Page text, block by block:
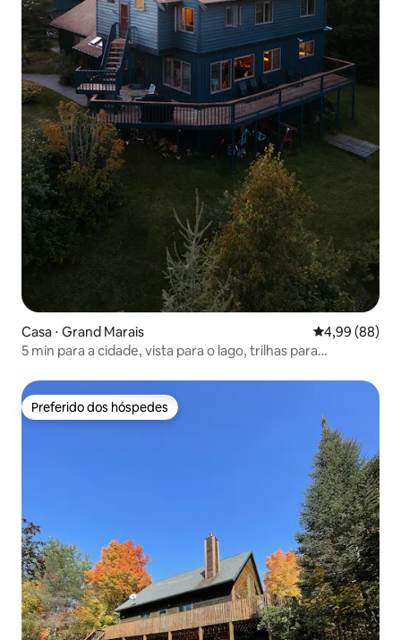
Casa ⋅ Grand Marais 4,99 de uma
4,99 (88)
5 min para a cidade, vista para o lago, trilhas para
Preferido dos hóspedes
Preferido dos hóspedes